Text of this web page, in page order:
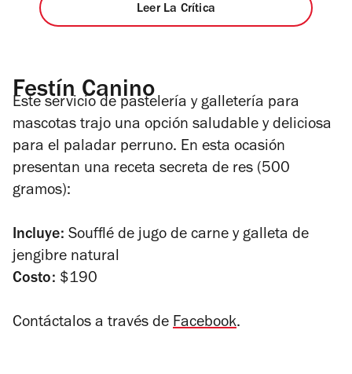
Leer La Crítica
Festín Canino
Este servicio de pastelería y galletería para
mascotas trajo una opción saludable y deliciosa
para el paladar perruno. En esta ocasión
presentan una receta secreta de res (500
gramos):
Incluye: Soufflé de jugo de carne y galleta de
jengibre natural
Costo: $190
Contáctalos a través de Facebook.